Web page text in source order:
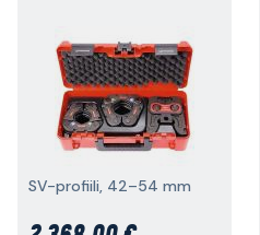
SV-profiili, 42–54 mm